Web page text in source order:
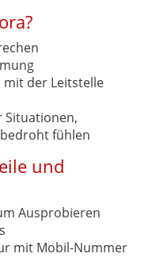
mit der Leitstelle
Situationen,
fühlen
und
Ausprobieren
mit Mobil-Nummer